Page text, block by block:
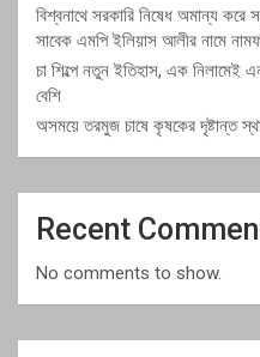
বিশ্বনাথে সরকারি নিষেধ অমান্য করে
সাবেক এমপি ইলিয়াস আলীর নামে
চা শিল্পে নতুন ইতিহাস, এক নিলামেই
বেশি
অসময়ে তরমুজ চাষে কৃষকের দৃষ্টান্ত
Recent
No comments to show.